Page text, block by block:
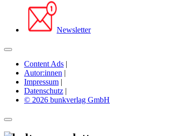
Newsletter
Content Ads |
Autor:innen |
Impressum |
Datenschutz |
© 2026 bunkverlag GmbH